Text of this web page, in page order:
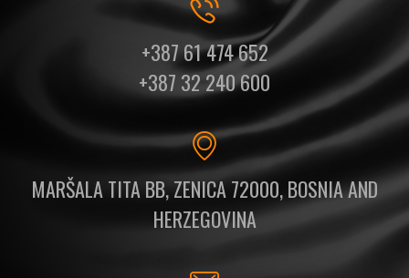
+387 61 474 652
+387 32 240 600
MARŠALA TITA BB, ZENICA 72000, BOSNIA AND
HERZEGOVINA